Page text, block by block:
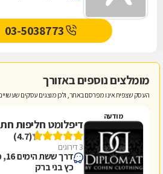
03-5038773
מומלצים נוספים באזורך
העסק שצפית אינו מפרסם באתר, ולכן מוצגים עסקים
מודעה
דיפלומט חליפות
(4.7)
3 דירוגים
כץ בני ברק